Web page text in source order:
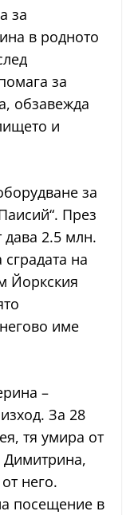
за
в родното
за
обзавежда
и
за
През
дава 2.5 млн.
на
Йоркския
име
–
За 28
тя умира от
Димитрина,
него.
посещение в